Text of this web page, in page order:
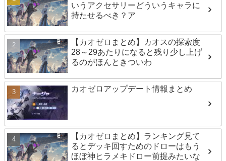
いうアクセサリーどういうキャラに
持たせるべき？ア
【カオゼロまとめ】カオスの探索度
28～29あたりになると残り少し上げ
るのがほんときついわ
カオゼロアップデート情報まとめ
【カオゼロまとめ】ランキング見て
るとデッキ回すためのドローはもう
ほぼ神ヒラメキドロー前提みたいな